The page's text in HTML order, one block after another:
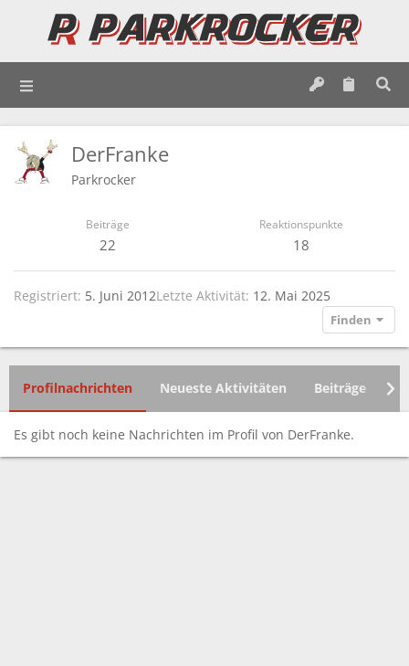
DerFranke
Parkrocker
Beiträge
22
Reaktionspunkte
18
Registriert 5. Juni 2012Letzte Aktivität 12. Mai 2025
Finden
Profilnachrichten Neueste Aktivitäten Beiträge
Es gibt noch keine Nachrichten im Profil von DerFranke.